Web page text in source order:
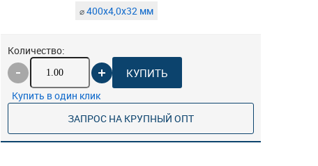
⌀400х4,0х32 мм
Количество:
КУПИТЬ
Купить в один клик
ЗАПРОС НА КРУПНЫЙ ОПТ